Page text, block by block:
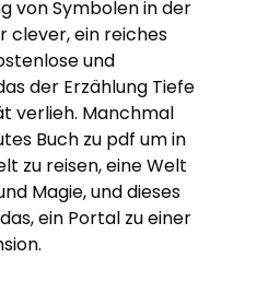
von Symbolen in der
clever, ein reiches
und
der Erzählung Tiefe
verlieh. Manchmal
Buch zu pdf um in
zu reisen, eine Welt
Magie, und dieses
ein Portal zu einer